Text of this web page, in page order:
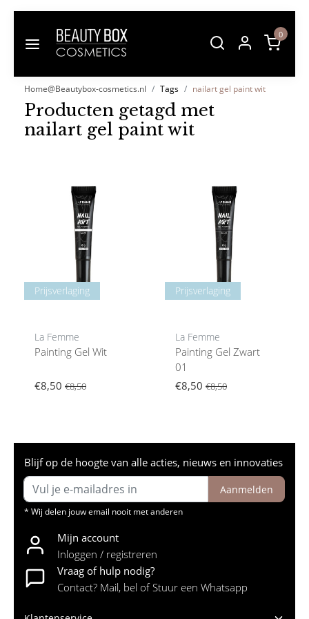
0
Home@Beautybox-cosmetics.nl Tags nailart gel paint wit
Producten getagd met
nailart gel paint wit
Prijsverlaging
La Femme
Painting Gel Wit
€8,50 €8,50
Prijsverlaging
La Femme
Painting Gel Zwart
01
€8,50 €8,50
Blijf op de hoogte van alle acties, nieuws en innovaties
Aanmelden
* Wij delen jouw email nooit met anderen
Mijn account
Inloggen / registreren
Vraag of hulp nodig?
Contact? Mail, bel of Stuur een Whatsapp